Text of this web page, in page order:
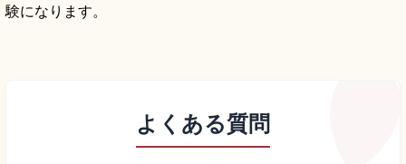
験になります。
よくある質問